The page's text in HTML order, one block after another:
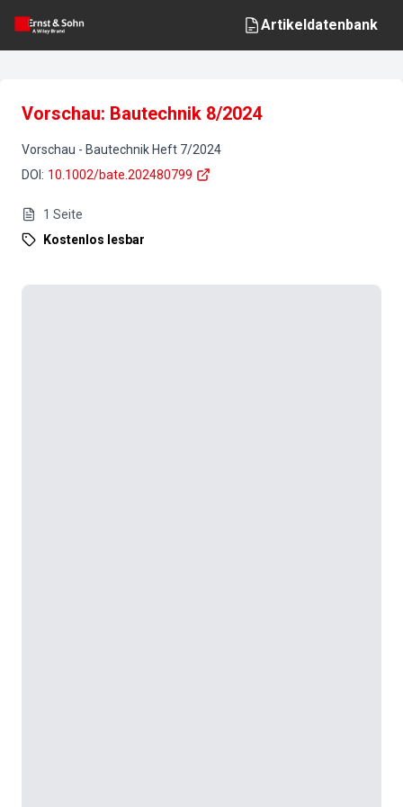
Artikeldatenbank
Vorschau: Bautechnik 8/2024
Vorschau - Bautechnik Heft 7/2024
DOI : 10.1002/bate.202480799
1 Seite
Kostenlos lesbar